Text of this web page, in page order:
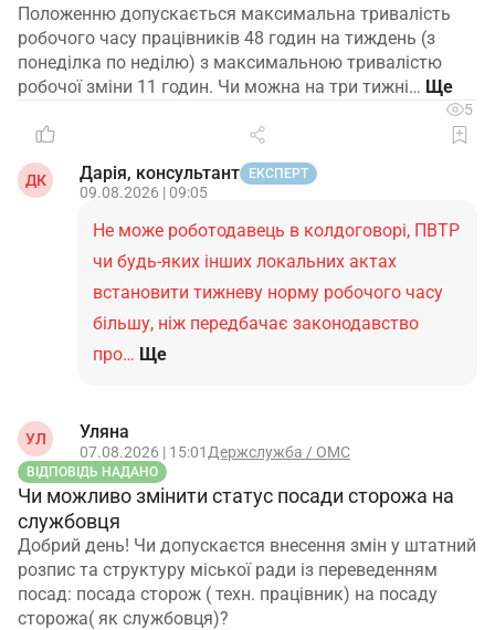
Положенню допускається максимальна тривалість
робочого часу працівників 48 годин на тиждень (з
понеділка по неділю) з максимальною тривалістю
робочої зміни 11 годин. Чи можна на три тижні…
5
ДК Дарія, консультант ЕКСПЕРТ
09.08.2026 | 09:05
Не може роботодавець в колдоговорі, ПВТР
чи будь-яких інших локальних актах
встановити тижневу норму робочого часу
більшу, ніж передбачає законодавство
про… Ще
УЛ Уляна
07.08.2026 | 15:01 Держслужба / ОМС
ВІДПОВІДЬ НАДАНО
Чи можливо змінити статус посади сторожа на
службовця
Добрий день! Чи допускаєтся внесення змін у штатний
розпис та структуру міської ради із переведенням
посад: посада сторож ( техн. працівник) на посаду
сторожа( як службовця)?